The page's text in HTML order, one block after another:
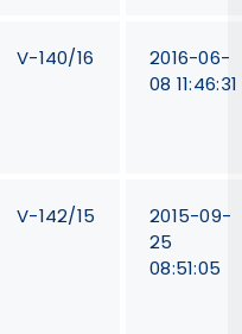
V-140/16
2016-06-
08 11:46:31
V-142/15
2015-09-
25
08:51:05